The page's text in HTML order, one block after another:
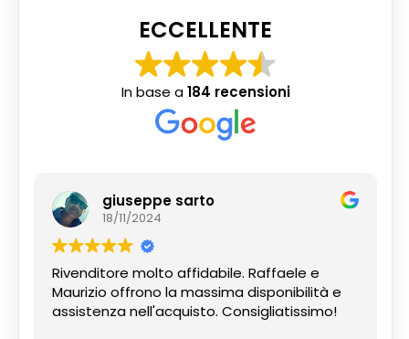
ECCELLENTE
In base a184 recensioni
giuseppe sarto
18/11/2024
Rivenditore molto affidabile. Raffaele e
Maurizio offrono la massima disponibilità e
assistenza nell'acquisto. Consigliatissimo!